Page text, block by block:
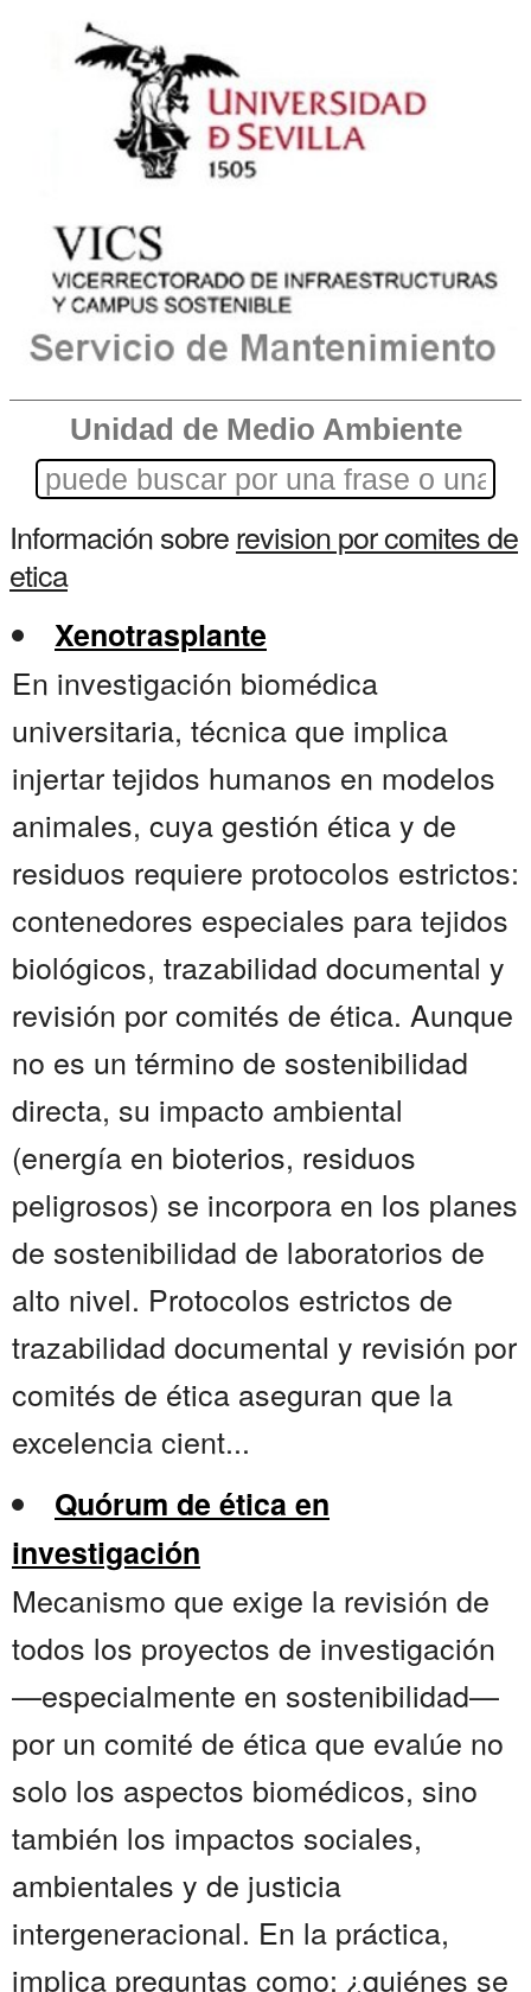
Unidad de Medio Ambiente
Información sobrerevision por comites de
etica
Xenotrasplante
En investigación biomédica
universitaria, técnica que implica
injertar tejidos humanos en modelos
animales, cuya gestión ética y de
residuos requiere protocolos estrictos:
contenedores especiales para tejidos
biológicos, trazabilidad documental y
revisión por comités de ética. Aunque
no es un término de sostenibilidad
directa, su impacto ambiental
(energía en bioterios, residuos
peligrosos) se incorpora en los planes
de sostenibilidad de laboratorios de
alto nivel. Protocolos estrictos de
trazabilidad documental y revisión por
comités de ética aseguran que la
excelencia cient...
Quórum de ética en
investigación
Mecanismo que exige la revisión de
todos los proyectos de investigación
—especialmente en sostenibilidad—
por un comité de ética que evalúe no
solo los aspectos biomédicos, sino
también los impactos sociales,
ambientales y de justicia
intergeneracional. En la práctica,
implica preguntas como: ¿quiénes se